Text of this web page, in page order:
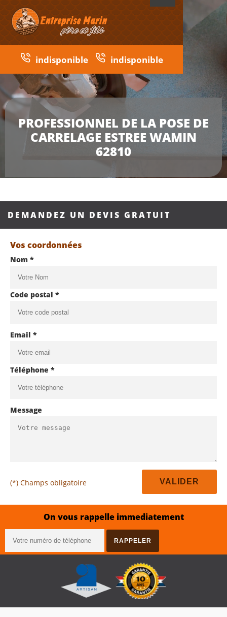
indisponible indisponible
PROFESSIONNEL DE LA POSE DE
CARRELAGE ESTREE WAMIN
62810
DEMANDEZ UN DEVIS GRATUIT
Vos coordonnées
Nom *
Code postal *
Email *
Téléphone *
Message
(*) Champs obligatoire
On vous rappelle immediatement